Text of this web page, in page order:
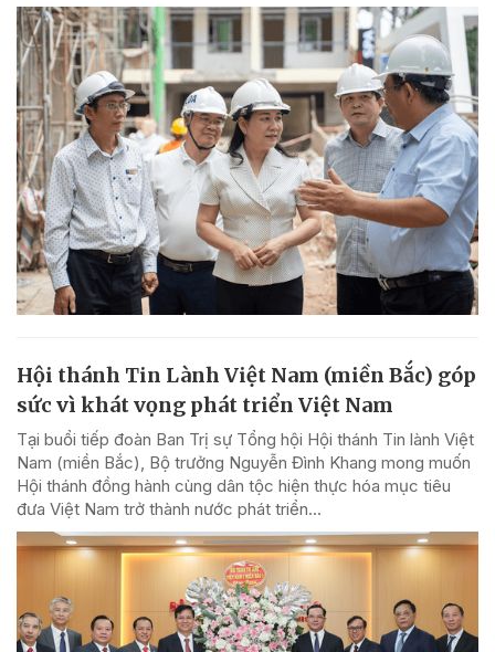
Hội thánh Tin Lành Việt Nam (miền Bắc) góp
sức vì khát vọng phát triển Việt Nam
Tại buổi tiếp đoàn Ban Trị sự Tổng hội Hội thánh Tin lành Việt
Nam (miền Bắc), Bộ trưởng Nguyễn Đình Khang mong muốn
Hội thánh đồng hành cùng dân tộc hiện thực hóa mục tiêu
đưa Việt Nam trở thành nước phát triển...